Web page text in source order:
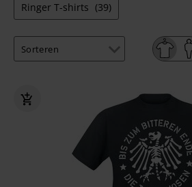
Ringer T-shirts (39)